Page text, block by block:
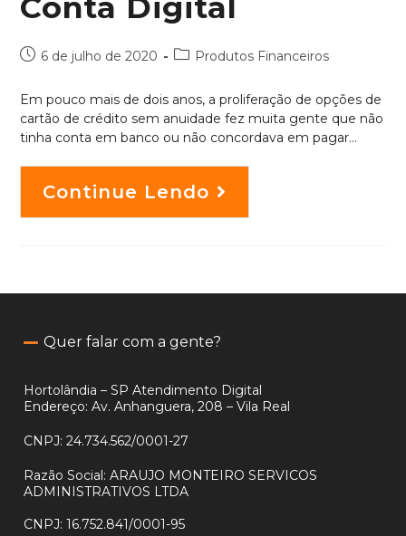
6 de julho de 2020 Produtos Financeiros
Em pouco mais de dois anos, a proliferação de opções de
cartão de crédito sem anuidade fez muita gente que não
tinha conta em banco ou não concordava em pagar…
Continue Lendo
Quer falar com a gente?
Hortolândia – SP Atendimento Digital
Endereço: Av. Anhanguera, 208 – Vila Real
CNPJ: 24.734.562/0001-27
Razão Social: ARAUJO MONTEIRO SERVICOS
ADMINISTRATIVOS LTDA
CNPJ: 16.752.841/0001-95